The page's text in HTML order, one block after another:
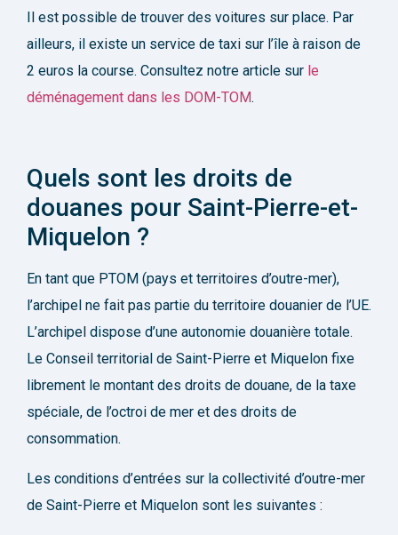
Il est possible de trouver des voitures sur place. Par
ailleurs, il existe un service de taxi sur l’île à raison de
2 euros la course. Consultez notre article sur le
déménagement dans les DOM-TOM.
Quels sont les droits de
douanes pour Saint-Pierre-et-
Miquelon ?
En tant que PTOM (pays et territoires d’outre-mer),
l’archipel ne fait pas partie du territoire douanier de l’UE.
L’archipel dispose d’une autonomie douanière totale.
Le Conseil territorial de Saint-Pierre et Miquelon fixe
librement le montant des droits de douane, de la taxe
spéciale, de l’octroi de mer et des droits de
consommation.
Les conditions d’entrées sur la collectivité d’outre-mer
de Saint-Pierre et Miquelon sont les suivantes :